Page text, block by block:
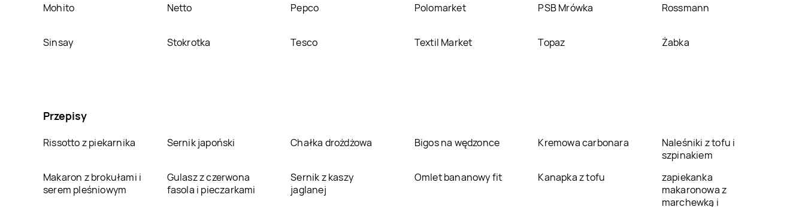
Mohito Netto Pepco Polomarket PSB Mrówka Rossmann
Sinsay Stokrotka Tesco Textil Market Topaz Żabka
Przepisy
Rissotto z piekarnika Sernik japoński Chałka drożdżowa Bigos na wędzonce Kremowa carbonara
Naleśniki z tofu i
szpinakiem
Makaron z brokułami i
serem pleśniowym
Gulasz z czerwona
fasola i pieczarkami
Sernik z kaszy
jaglanej
Omlet bananowy fit Kanapka z tofu
zapiekanka
makaronowa z
marchewką i